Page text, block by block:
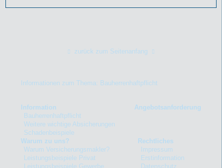
zurück zum Seitenanfang
Informationen zum Thema: Bauherrenhaftpflicht
Information
Bauherrenhaftpflicht
Weitere wichtige Absicherungen
Schadenbeispiele
Angebotsanforderung
Warum zu uns?
Warum Versicherungsmakler?
Leistungsbeispiele Privat
Leistungsbeispiele Gewerbe
Rechtliches
Impressum
Erstinformation
Datenschutz